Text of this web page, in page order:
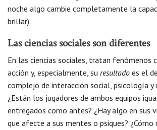
noche algo cambie completamente la
brillar).
Las ciencias sociales son diferentes
En las ciencias sociales, tratan fenómenos
acción y, especialmente, su resultado es el
complejo de interacción social, psicología y
¿Están los jugadores de ambos equipos
entregados como antes? ¿Hay algo en sus
que afecte a sus mentes o psiques? ¿Cómo